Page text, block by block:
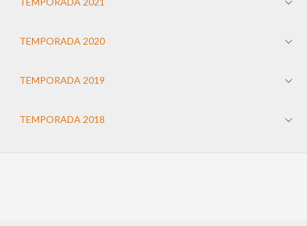
TEMPORADA 2020
TEMPORADA 2019
TEMPORADA 2018